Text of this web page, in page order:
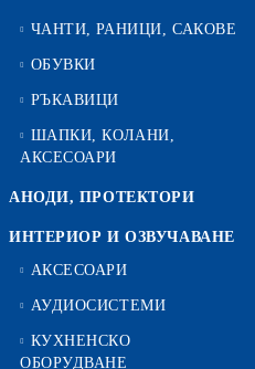
ЧАНТИ, РАНИЦИ, САКОВЕ
ОБУВКИ
РЪКАВИЦИ
ШАПКИ, КОЛАНИ,
АКСЕСОАРИ
АНОДИ, ПРОТЕКТОРИ
ИНТЕРИОР И ОЗВУЧАВАНЕ
АКСЕСОАРИ
АУДИОСИСТЕМИ
КУХНЕНСКО
ОБОРУДВАНЕ